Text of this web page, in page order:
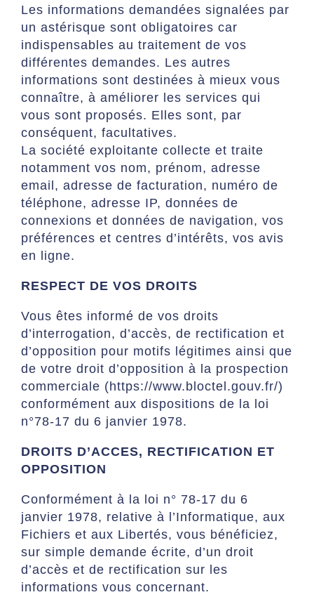
Les informations demandées signalées par
un astérisque sont obligatoires car
indispensables au traitement de vos
différentes demandes. Les autres
informations sont destinées à mieux vous
connaître, à améliorer les services qui
vous sont proposés. Elles sont, par
conséquent, facultatives.
La société exploitante collecte et traite
notamment vos nom, prénom, adresse
email, adresse de facturation, numéro de
téléphone, adresse IP, données de
connexions et données de navigation, vos
préférences et centres d’intérêts, vos avis
en ligne.
RESPECT DE VOS DROITS
Vous êtes informé de vos droits
d’interrogation, d’accès, de rectification et
d’opposition pour motifs légitimes ainsi que
de votre droit d’opposition à la prospection
commerciale (https://www.bloctel.gouv.fr/)
conformément aux dispositions de la loi
n°78-17 du 6 janvier 1978.
DROITS D’ACCES, RECTIFICATION ET
OPPOSITION
Conformément à la loi n° 78-17 du 6
janvier 1978, relative à l’Informatique, aux
Fichiers et aux Libertés, vous bénéficiez,
sur simple demande écrite, d’un droit
d’accès et de rectification sur les
informations vous concernant.